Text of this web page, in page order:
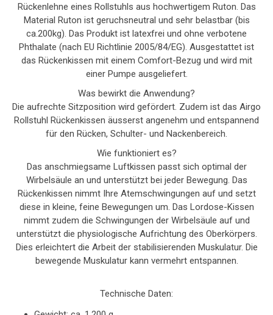
Rückenlehne eines Rollstuhls aus hochwertigem Ruton. Das
Material Ruton ist geruchsneutral und sehr belastbar (bis
ca.200kg). Das Produkt ist latexfrei und ohne verbotene
Phthalate (nach EU Richtlinie 2005/84/EG). Ausgestattet ist
das Rückenkissen mit einem Comfort-Bezug und wird mit
einer Pumpe ausgeliefert.
Was bewirkt die Anwendung?
Die aufrechte Sitzposition wird gefördert. Zudem ist das Airgo
Rollstuhl Rückenkissen äusserst angenehm und entspannend
für den Rücken, Schulter- und Nackenbereich.
Wie funktioniert es?
Das anschmiegsame Luftkissen passt sich optimal der
Wirbelsäule an und unterstützt bei jeder Bewegung. Das
Rückenkissen nimmt Ihre Atemschwingungen auf und setzt
diese in kleine, feine Bewegungen um. Das Lordose-Kissen
nimmt zudem die Schwingungen der Wirbelsäule auf und
unterstützt die physiologische Aufrichtung des Oberkörpers.
Dies erleichtert die Arbeit der stabilisierenden Muskulatur. Die
bewegende Muskulatur kann vermehrt entspannen.
Technische Daten: